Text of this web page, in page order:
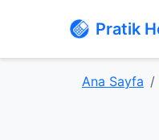
Pratik
Ana Sayfa